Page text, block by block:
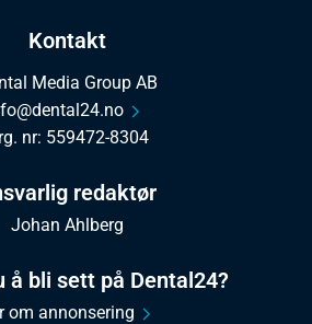
Kontakt
Media Group AB
nr: 559472-8304
redaktør
Johan Ahlberg
å bli sett på Dental24?
om annonsering